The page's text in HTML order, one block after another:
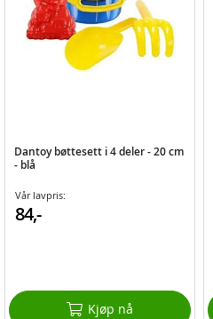
Dantoy bøttesett i 4 deler - 20 cm
- blå
Vår lavpris:
84,-
Kjøp nå